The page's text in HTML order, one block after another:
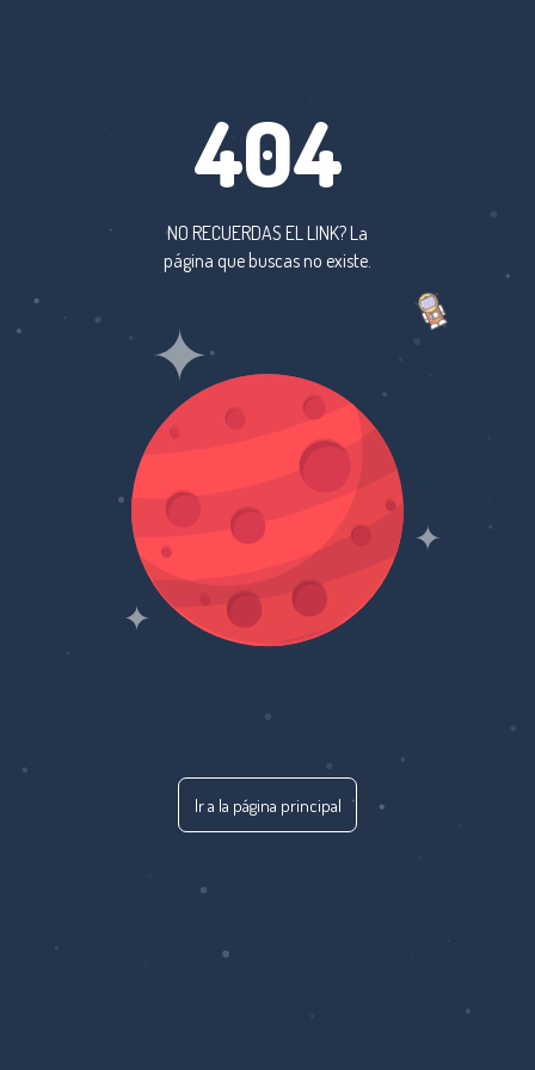
404
NO RECUERDAS EL LINK? La
página que buscas no existe.
Ir a la página principal